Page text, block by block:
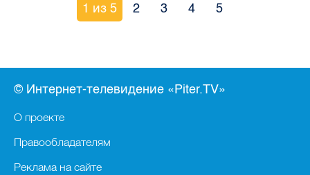
1 из 5 2 3 4 5
© Интернет-телевидение «Piter.TV»
О проекте
Правообладателям
Реклама на сайте